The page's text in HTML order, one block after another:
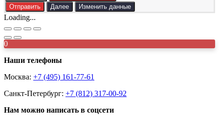
Отправить Далее Изменить данные
Loading...
0
Наши телефоны
Москва: +7 (495) 161-77-61
Санкт-Петербург: +7 (812) 317-00-92
Нам можно написать в соцсети